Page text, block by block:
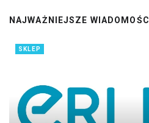
NAJWAŻNIEJSZE WIADOMOŚCI
SKLEP